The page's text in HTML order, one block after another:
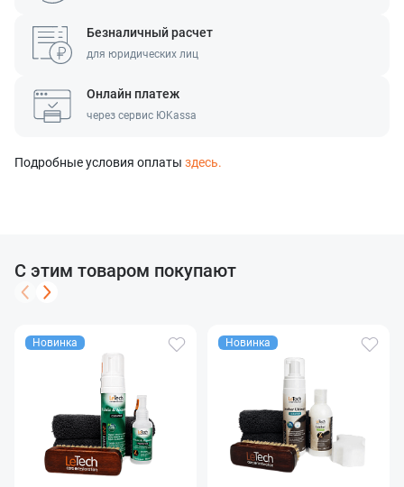
Безналичный расчет
для юридических лиц
Онлайн платеж
через сервис ЮKassa
Подробные условия оплаты здесь.
С этим товаром покупают
Новинка Новинка